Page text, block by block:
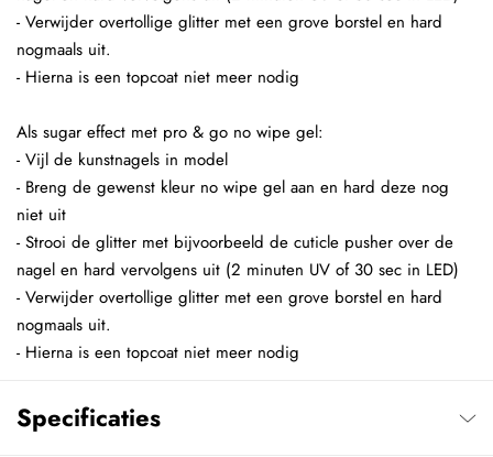
- Verwijder overtollige glitter met een grove borstel en hard
nogmaals uit.
- Hierna is een topcoat niet meer nodig
Als sugar effect met pro & go no wipe gel:
- Vijl de kunstnagels in model
- Breng de gewenst kleur no wipe gel aan en hard deze nog
niet uit
- Strooi de glitter met bijvoorbeeld de cuticle pusher over de
nagel en hard vervolgens uit (2 minuten UV of 30 sec in LED)
- Verwijder overtollige glitter met een grove borstel en hard
nogmaals uit.
- Hierna is een topcoat niet meer nodig
Specificaties